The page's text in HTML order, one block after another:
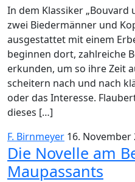
In dem Klassiker „Bouvard
zwei Biedermänner und
ausgestattet mit einem
beginnen dort, zahlreiche
erkunden, um so ihre Zeit
scheitern nach und nach
oder das Interesse.
dieses […]
F. Birnmeyer 16. November
Die Novelle am
Maupassants